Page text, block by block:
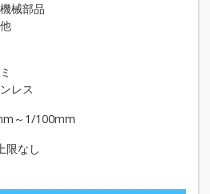
械部品
レス
～1/100mm
限なし